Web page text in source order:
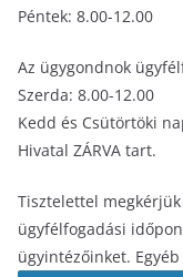
Péntek: 8.00-12.00
Az ügygondnok
Szerda: 8.00-12.00
Kedd és Csütörtöki
Hivatal ZÁRVA tart.
Tisztelettel
ügyfélfogadási
ügyintézőinket.